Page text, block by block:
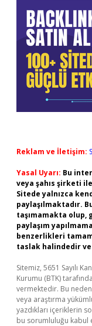
Reklam ve İletişim:
Yasal Uyarı: Bu
veya şahıs şirketi
Sitede yalnızca
paylaşılmaktadır.
taşımamakta olup,
paylaşım
benzerlikleri
taslak halindedir
Sitemiz, 5651 Sayılı
Kurumu (BTK)
vermektedir. Bu
veya araştırma
yazdıkları içeriklerin
bu sorumluluğu kabul